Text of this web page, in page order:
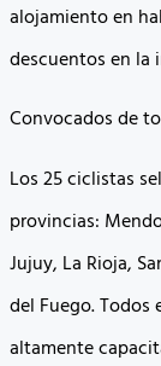
alojamiento en
descuentos en la
Convocados de
Los 25 ciclistas
provincias:
Jujuy, La Rioja,
del Fuego.
altamente